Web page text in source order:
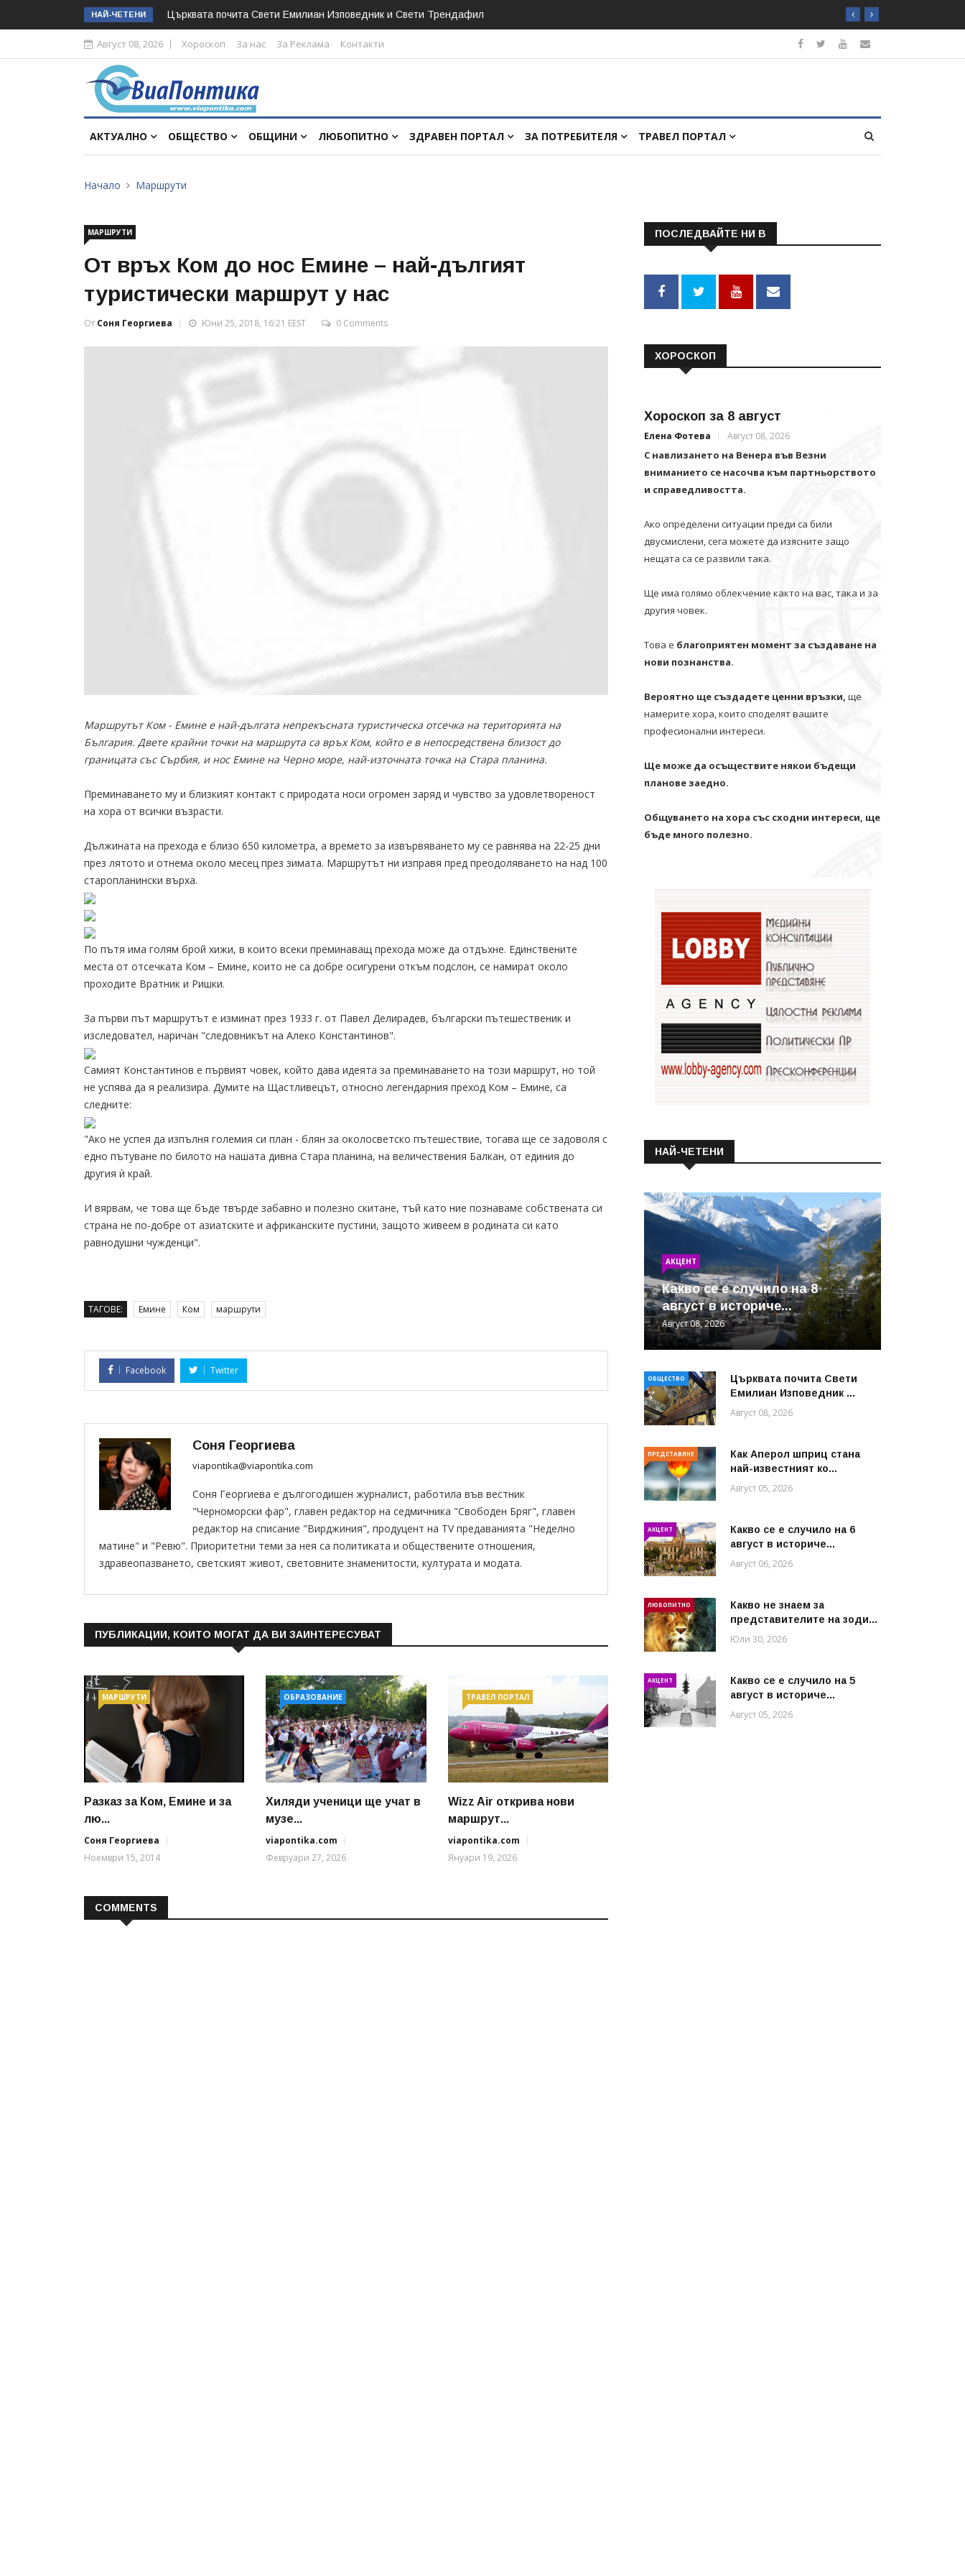
НАЙ-ЧЕТЕНИ Църквата почита Свeти Емилиан Изповедник и Свети Трендафил
Август 08, 2026 Хороскоп За нас За Реклама Контакти
АКТУАЛНО ОБЩЕСТВО ОБЩИНИ ЛЮБОПИТНО ЗДРАВЕН ПОРТАЛ ЗА ПОТРЕБИТЕЛЯ ТРАВЕЛ ПОРТАЛ
Начало Маршрути
МАРШРУТИ
От връх Ком до нос Емине – най-дългият
туристически маршрут у нас
От Соня Георгиева Юни 25, 2018, 16:21 EEST 0 Comments
Маршрутът Ком - Емине е най-дългата непрекъсната туристическа отсечка на територията на
България. Двете крайни точки на маршрута са връх Ком, който е в непосредствена близост до
границата със Сърбия, и нос Емине на Черно море, най-източната точка на Стара планина.
Преминаването му и близкият контакт с природата носи огромен заряд и чувство за удовлетвореност
на хора от всички възрасти.
Дължината на прехода е близо 650 километра, а времето за извървяването му се равнява на 22-25 дни
през лятото и отнема около месец през зимата. Маршрутът ни изправя пред преодоляването на над 100
старопланински върха.
По пътя има голям брой хижи, в които всеки преминаващ прехода може да отдъхне. Единствените
места от отсечката Ком – Емине, които не са добре осигурени откъм подслон, се намират около
проходите Вратник и Ришки.
За първи път маршрутът е изминат през 1933 г. от Павел Делирадев, български пътешественик и
изследовател, наричан "следовникът на Алеко Константинов".
Самият Константинов е първият човек, който дава идеята за преминаването на този маршрут, но той
не успява да я реализира. Думите на Щастливецът, относно легендарния преход Ком – Емине, са
следните:
"Ако не успея да изпълня големия си план - блян за околосветско пътешествие, тогава ще се задоволя с
едно пътуване по билото на нашата дивна Стара планина, на величествения Балкан, от единия до
другия ѝ край.
И вярвам, че това ще бъде твърде забавно и полезно скитане, тъй като ние познаваме собствената си
страна не по-добре от азиатските и африканските пустини, защото живеем в родината си като
равнодушни чужденци".
ТАГОВЕ: Емине Ком маршрути
Facebook Twitter
Соня Георгиева
viapontika@viapontika.com
Соня Георгиева е дългогодишен журналист, работила във вестник
"Черноморски фар", главен редактор на седмичника "Свободен Бряг", главен
редактор на списание "Вирджиния", продуцент на TV предаванията "Неделно
матине" и "Ревю". Приоритетни теми за нея са политиката и обществените отношения,
здравеопазването, светският живот, световните знаменитости, културата и модата.
ПУБЛИКАЦИИ, КОИТО МОГАТ ДА ВИ ЗАИНТЕРЕСУВАТ
МАРШРУТИ
Разказ за Ком, Емине и за
лю...
Соня Георгиева
Ноември 15, 2014
ОБРАЗОВАНИЕ
Хиляди ученици ще учат в
музе...
viapontika.com
Февруари 27, 2026
ТРАВЕЛ ПОРТАЛ
Wizz Air открива нови
маршрут...
viapontika.com
Януари 19, 2026
COMMENTS
ПОСЛЕДВАЙТЕ НИ В
ХОРОСКОП
Хороскоп за 8 август
Елена Фотева Август 08, 2026
С навлизането на Венера във Везни
вниманието се насочва към партньорството
и справедливостта.
Ако определени ситуации преди са били
двусмислени, сега можете да изясните защо
нещата са се развили така.
Ще има голямо облекчение както на вас, така и за
другия човек.
Това е благоприятен момент за създаване на
нови познанства.
Вероятно ще създадете ценни връзки, ще
намерите хора, които споделят вашите
професионални интереси.
Ще може да осъществите някои бъдещи
планове заедно.
Общуването на хора със сходни интереси, ще
бъде много полезно.
НАЙ-ЧЕТЕНИ
АКЦЕНТ
Какво се е случило на 8
август в историче...
Август 08, 2026
ОБЩЕСТВО
Църквата почита Свeти
Емилиан Изповедник ...
Август 08, 2026
ПРЕДСТАВЯНЕ
Как Аперол шприц стана
най-известният ко...
Август 05, 2026
АКЦЕНТ
Какво се е случило на 6
август в историче...
Август 06, 2026
ЛЮБОПИТНО
Какво не знаем за
представителите на зоди...
Юли 30, 2026
АКЦЕНТ
Какво се е случило на 5
август в историче...
Август 05, 2026